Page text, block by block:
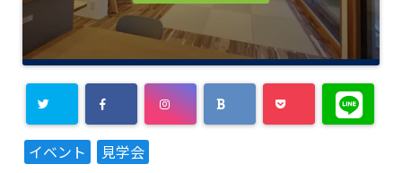
イベント 見学会